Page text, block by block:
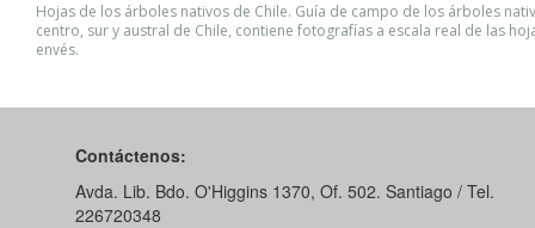
Hojas de los árboles nativos de Chile. Guía de campo de los árboles
centro, sur y austral de Chile, contiene fotografías a escala real de las
envés.
Contáctenos:
Avda. Lib. Bdo. O'Higgins 1370, Of. 502. Santiago / Tel.
226720348